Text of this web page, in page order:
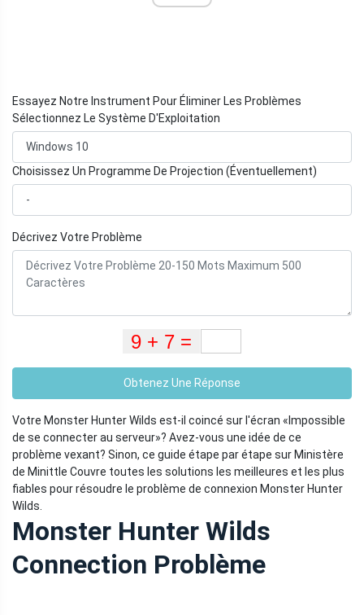
Essayez Notre Instrument Pour Éliminer Les Problèmes
Sélectionnez Le Système D'Exploitation
Choisissez Un Programme De Projection (Éventuellement)
Décrivez Votre Problème
Obtenez Une Réponse
Votre Monster Hunter Wilds est-il coincé sur l'écran «Impossible
de se connecter au serveur»? Avez-vous une idée de ce
problème vexant? Sinon, ce guide étape par étape sur Ministère
de Minittle Couvre toutes les solutions les meilleures et les plus
fiables pour résoudre le problème de connexion Monster Hunter
Wilds.
Monster Hunter Wilds
Connection Problème